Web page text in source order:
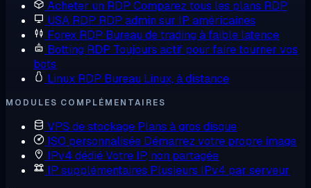
Acheter un RDP Comparez tous les plans RDP
USA RDP RDP admin sur IP américaines
Forex RDP Bureau de trading à faible latence
Botting RDP Toujours actif pour faire tourner vos
bots
Linux RDP Bureau Linux, à distance
MODULES COMPLÉMENTAIRES
VPS de stockage Plans à gros disque
ISO personnalisée Démarrez votre propre image
IPv4 dédiéVotre IP, non partagée
IP supplémentaires Plusieurs IPv4 par serveur